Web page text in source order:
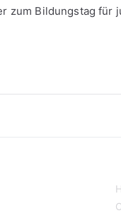
zum Bildungstag für